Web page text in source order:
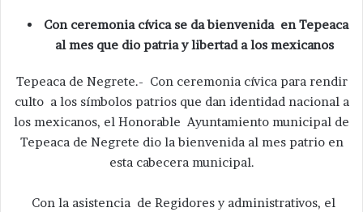
Con ceremonia cívica se da bienvenida en Tepeaca
al mes que dio patria y libertad a los mexicanos
Tepeaca de Negrete.- Con ceremonia cívica para rendir
culto a los símbolos patrios que dan identidad nacional a
los mexicanos, el Honorable Ayuntamiento municipal de
Tepeaca de Negrete dio la bienvenida al mes patrio en
esta cabecera municipal.
Con la asistencia de Regidores y administrativos, el